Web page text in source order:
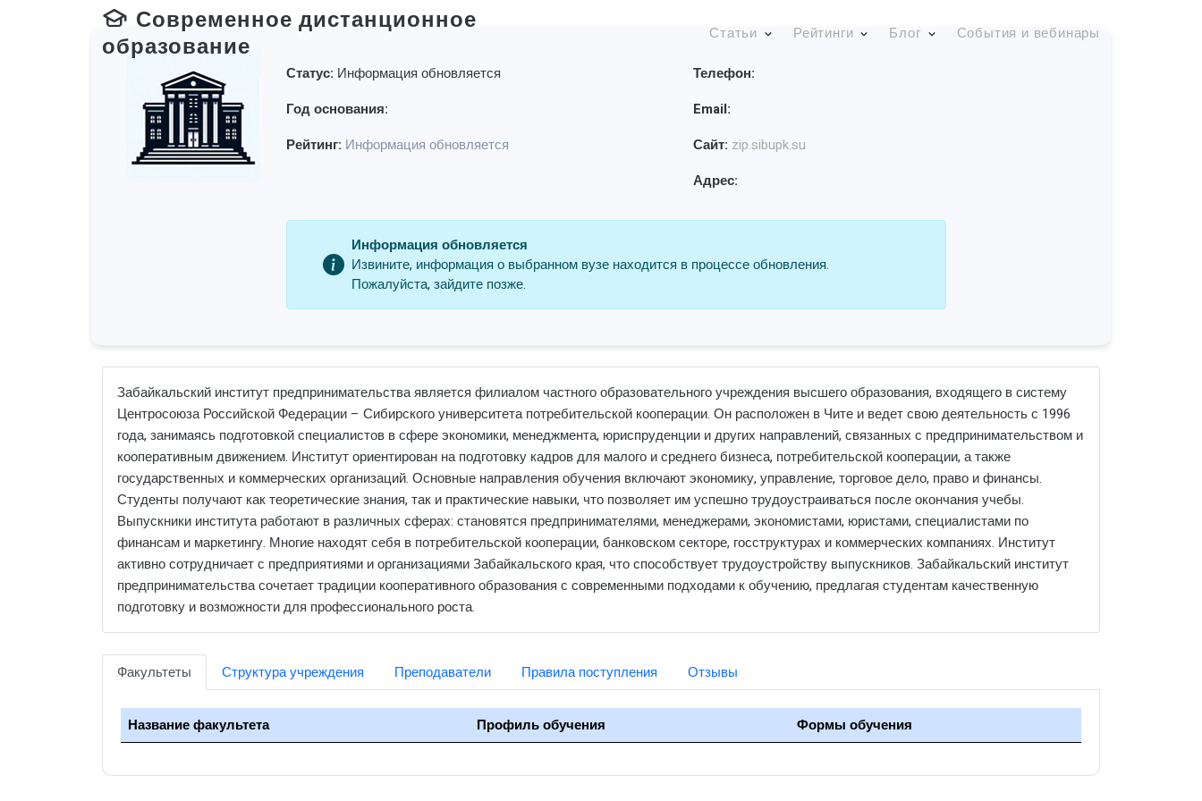
Современное дистанционное
образование
Статьи Рейтинги Блог События и вебинары
Статус: Информация обновляется
Год основания:
Рейтинг: Информация обновляется
Телефон:
Email:
Сайт: zip.sibupk.su
Адрес:
Информация обновляется
Извините, информация о выбранном вузе находится в процессе обновления.
Пожалуйста, зайдите позже.
Забайкальский институт предпринимательства является филиалом частного образовательного учреждения высшего образования, входящего в систему
Центросоюза Российской Федерации – Сибирского университета потребительской кооперации. Он расположен в Чите и ведет свою деятельность с 1996
года, занимаясь подготовкой специалистов в сфере экономики, менеджмента, юриспруденции и других направлений, связанных с предпринимательством и
кооперативным движением. Институт ориентирован на подготовку кадров для малого и среднего бизнеса, потребительской кооперации, а также
государственных и коммерческих организаций. Основные направления обучения включают экономику, управление, торговое дело, право и финансы.
Студенты получают как теоретические знания, так и практические навыки, что позволяет им успешно трудоустраиваться после окончания учебы.
Выпускники института работают в различных сферах: становятся предпринимателями, менеджерами, экономистами, юристами, специалистами по
финансам и маркетингу. Многие находят себя в потребительской кооперации, банковском секторе, госструктурах и коммерческих компаниях. Институт
активно сотрудничает с предприятиями и организациями Забайкальского края, что способствует трудоустройству выпускников. Забайкальский институт
предпринимательства сочетает традиции кооперативного образования с современными подходами к обучению, предлагая студентам качественную
подготовку и возможности для профессионального роста.
Факультеты Структура учреждения Преподаватели Правила поступления Отзывы
Название факультета Профиль обучения Формы обучения